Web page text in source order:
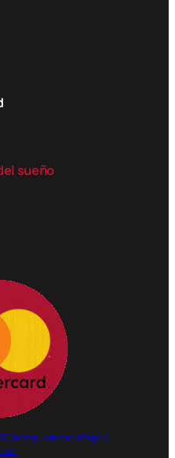
sueño
Wompi, MercadoPago y